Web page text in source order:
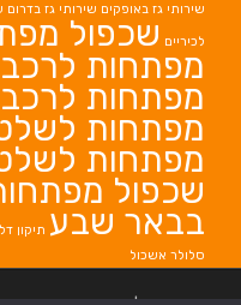
שירותי גז באופקים שירותי גז בדרום
לכיריים שכפול
מפתחות
מפתחות
מפתחות
מפתחות
שכפול
בבאר שבע תיקון
סלולר אשכול